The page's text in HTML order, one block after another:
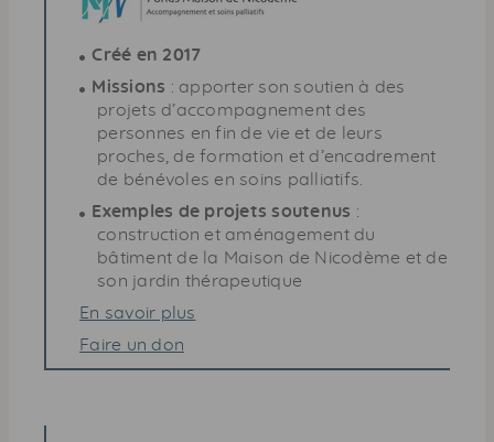
Créé en 2017
Missions : apporter son soutien à des
projets d’accompagnement des
personnes en fin de vie et de leurs
proches, de formation et d’encadrement
de bénévoles en soins palliatifs.
Exemples de projets soutenus :
construction et aménagement du
bâtiment de la Maison de Nicodème et de
son jardin thérapeutique
En savoir plus
Faire un don